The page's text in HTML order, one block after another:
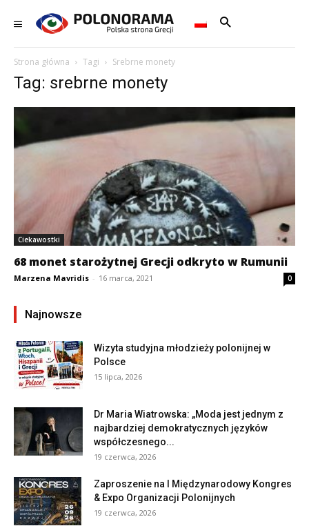
Strona główna Tagi Srebrne monety
Tag: srebrne monety
Ciekawostki
68 monet starożytnej Grecji odkryto w Rumunii
Marzena Mavridis - 16 marca, 2021 0
Najnowsze
Wizyta studyjna młodzieży polonijnej w
Polsce
15 lipca, 2026
Dr Maria Wiatrowska: „Moda jest jednym z
najbardziej demokratycznych języków
współczesnego...
19 czerwca, 2026
Zaproszenie na I Międzynarodowy Kongres
& Expo Organizacji Polonijnych
19 czerwca, 2026